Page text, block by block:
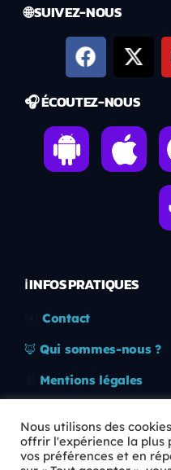
🌐 SUIVEZ-NOUS
🎧 ÉCOUTEZ-NOUS
ℹ️ INFOS PRATIQUES
Contact
🦊 Qui sommes-nous ?
Mentions légales
🛡️ RGPD
Nous utilisons des
offrir l'expérience la plus
vos préférences et en